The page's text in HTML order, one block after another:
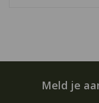
Meld je